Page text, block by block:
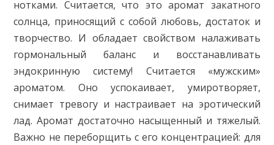
нотками. Считается, что это аромат закатного
солнца, приносящий с собой любовь, достаток и
творчество. И обладает свойством налаживать
гормональный баланс и восстанавливать
эндокринную систему! Считается «мужским»
ароматом. Оно успокаивает, умиротворяет,
снимает тревогу и настраивает на эротический
лад. Аромат достаточно насыщенный и тяжелый.
Важно не переборщить с его концентрацией: для